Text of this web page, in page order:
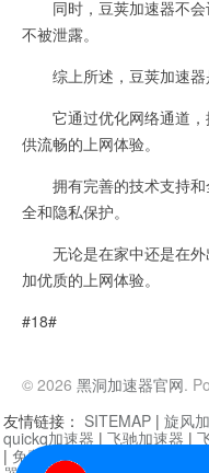
同时，豆荚加速器不会
不被泄露。
综上所述，豆荚加速器
它通过优化网络通道，
供流畅的上网体验。
拥有完善的技术支持和
全和隐私保护。
无论是在家中还是在外
加优质的上网体验。
#18#
© 2026 黑洞加速器官网.
友情链接： SITEMAP | 旋风
quickq加速器 | 飞驰加速器 |
| 免费vqn加速外网